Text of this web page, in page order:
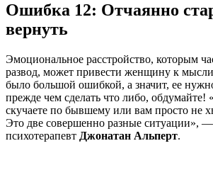
Ошибка 12: Отчаянно
вернуть
Эмоциональное расстройство, которым
развод, может привести женщину к
было большой ошибкой, а значит, ее
прежде чем сделать что либо, обдумайте!
скучаете по бывшему или вам просто не
Это две совершенно разные ситуации»,
психотерапевт Джонатан Альперт.